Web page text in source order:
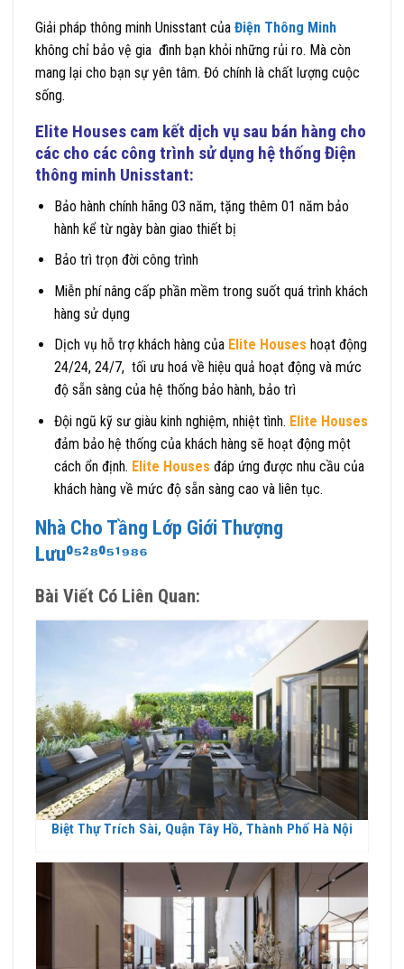
Giải pháp thông minh Unisstant của Điện Thông Minh
không chỉ bảo vệ gia đình bạn khỏi những rủi ro. Mà còn
mang lại cho bạn sự yên tâm. Đó chính là chất lượng cuộc
sống.
Elite Houses cam kết dịch vụ sau bán hàng cho
các cho các công trình sử dụng hệ thống Điện
thông minh Unisstant:
Bảo hành chính hãng 03 năm, tặng thêm 01 năm bảo
hành kể từ ngày bàn giao thiết bị
Bảo trì trọn đời công trình
Miễn phí nâng cấp phần mềm trong suốt quá trình khách
hàng sử dụng
Dịch vụ hỗ trợ khách hàng của Elite Houses hoạt động
24/24, 24/7, tối ưu hoá về hiệu quả hoạt động và mức
độ sẵn sàng của hệ thống bảo hành, bảo trì
Đội ngũ kỹ sư giàu kinh nghiệm, nhiệt tình. Elite Houses
đảm bảo hệ thống của khách hàng sẽ hoạt động một
cách ổn định. Elite Houses đáp ứng được nhu cầu của
khách hàng về mức độ sẵn sàng cao và liên tục.
Nhà Cho Tầng Lớp Giới Thượng
Lưu⁰⁵²⁸⁰⁵¹⁹⁸⁶
Bài Viết Có Liên Quan:
Biệt Thự Trích Sài, Quận Tây Hồ, Thành Phố Hà Nội